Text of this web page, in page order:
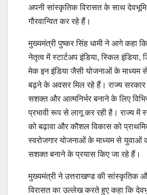
अपनी सांस्कृतिक विरासत के साथ देवभूमि
गौरवान्वित कर रहे हैं।
मुख्यमंत्री पुष्कर सिंह धामी ने आगे कहा
नेतृत्व में स्टार्टअप इंडिया, स्किल इंडिया,
मेक इन इंडिया जैसी योजनाओं के माध्यम
बढ़ने के अवसर मिल रहे हैं। राज्य सरकार
सशक्त और आत्मनिर्भर बनाने के लिए
प्रभावी रूप से लागू कर रही है। राज्य में
को बढ़ावा और कौशल विकास को
स्वरोजगार योजनाओं के माध्यम से
सशक्त बनाने के प्रयास किए जा रहे हैं।
मुख्यमंत्री ने उत्तराखण्ड की सांस्कृतिक
विरासत का उल्लेख करते हुए कहा कि